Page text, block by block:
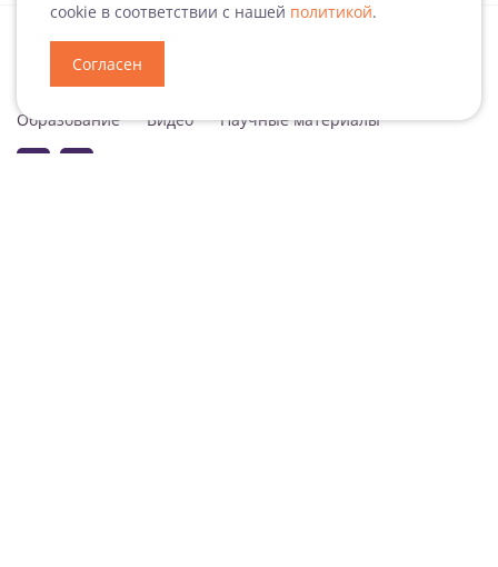
cookie в соответствии с нашей политикой.
Согласен
Образование
Видео Научные материалы